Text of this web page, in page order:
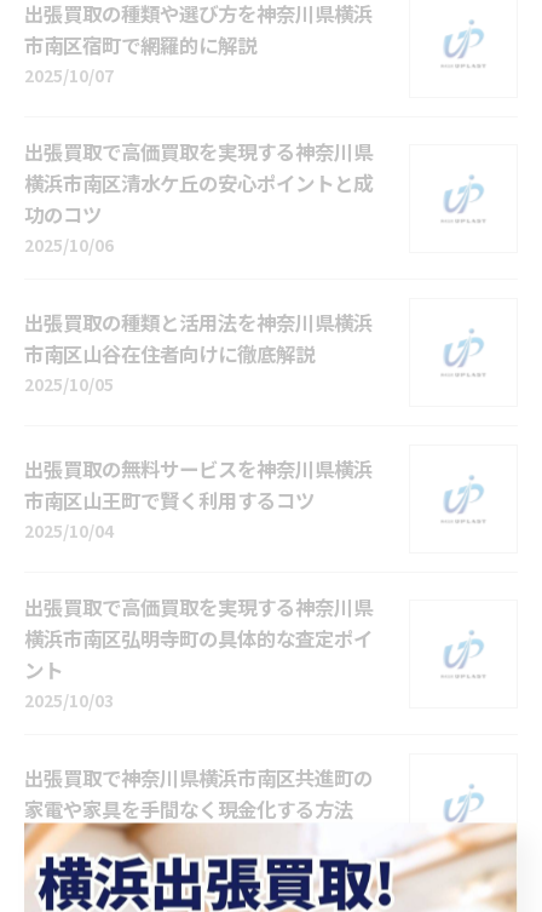
出張買取の種類や選び方を神奈川県横浜
市南区宿町で網羅的に解説
2025/10/07
出張買取で高価買取を実現する神奈川県
横浜市南区清水ケ丘の安心ポイントと成
功のコツ
2025/10/06
出張買取の種類と活用法を神奈川県横浜
市南区山谷在住者向けに徹底解説
2025/10/05
出張買取の無料サービスを神奈川県横浜
市南区山王町で賢く利用するコツ
2025/10/04
出張買取で高価買取を実現する神奈川県
横浜市南区弘明寺町の具体的な査定ポイ
ント
2025/10/03
出張買取で神奈川県横浜市南区共進町の
家電や家具を手間なく現金化する方法
2025/10/02